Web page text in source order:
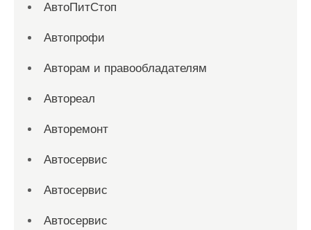
АвтоПитСтоп
Автопрофи
Авторам и правообладателям
Автореал
Авторемонт
Автосервис
Автосервис
Автосервис